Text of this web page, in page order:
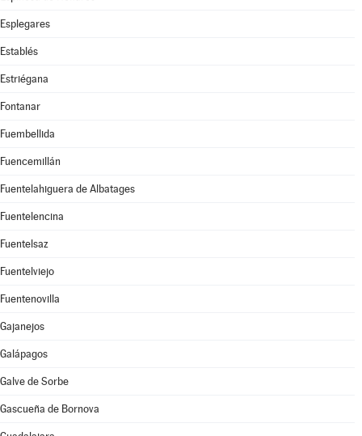
Esplegares
Establés
Estriégana
Fontanar
Fuembellida
Fuencemillán
Fuentelahiguera de Albatages
Fuentelencina
Fuentelsaz
Fuentelviejo
Fuentenovilla
Gajanejos
Galápagos
Galve de Sorbe
Gascueña de Bornova